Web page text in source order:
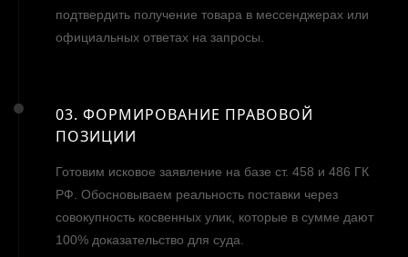
подтвердить получение товара в мессенджерах или
официальных ответах на запросы.
03. ФОРМИРОВАНИЕ ПРАВОВОЙ
ПОЗИЦИИ
Готовим исковое заявление на базе ст. 458 и 486 ГК
РФ. Обосновываем реальность поставки через
совокупность косвенных улик, которые в сумме дают
100% доказательство для суда.